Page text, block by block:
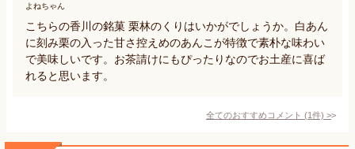
よねちゃん
こちらの香川の銘菓 栗林のくりはいかがでしょうか。白あん
に刻み栗の入った甘さ控えめのあんこが特徴で素朴な味わい
で美味しいです。お茶請けにもぴったりなのでお土産に喜ば
れると思います。
全てのおすすめコメント (1件) >